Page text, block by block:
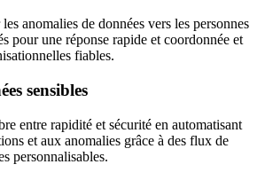
anomalies de données vers les personnes
pour une réponse rapide et coordonnée et
fiables.
sensibles
entre rapidité et sécurité en automatisant
et aux anomalies grâce à des flux de
personnalisables.